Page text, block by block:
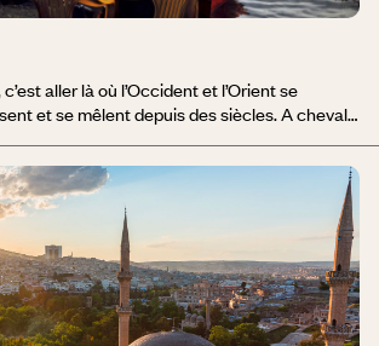
aller là où l’Occident et l’Orient se
et se mêlent depuis des siècles. A cheval
d’une modernité assumée, de ruelles
quartiers, de monuments pieux
du monde, de bazars et de boutiques,
plus luxueuses. Tour à tour Byzance sous
lors des grandes heures de l’Empire
Istanbul à l’avènement d’Atatürk et de la
« ville des villes » se renouvelle sans cesse,
un passé unique et prestigieux.